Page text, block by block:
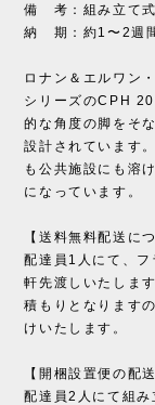
備 考：組み立て式
納 期：約1〜2週
ロナン＆エルワン
シリーズのCPH
的な角度の脚をそ
設計されています
も公共施設にも溶
になっています。
【送料無料配送に
配達員1人にて、
軒先渡しいたしま
積もりとなります
けいたします。
【開梱設置便の配
配達員2人にて組